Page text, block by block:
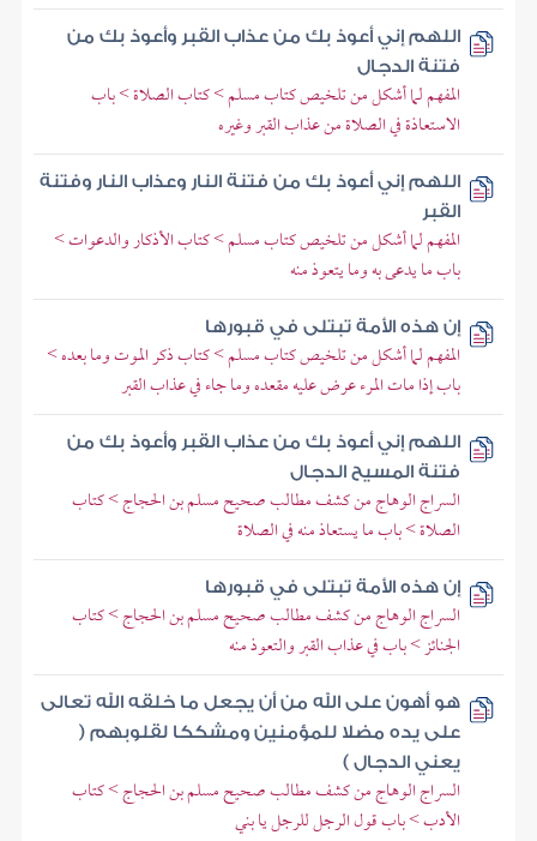
اللهم إني أعوذ بك من عذاب القبر وأعوذ بك من
فتنة الدجال
المفهم لما أشكل من تلخيص كتاب مسلم > كتاب الصلاة > باب
الاستعاذة في الصلاة من عذاب القبر وغيره
اللهم إني أعوذ بك من فتنة النار وعذاب النار وفتنة
القبر
المفهم لما أشكل من تلخيص كتاب مسلم > كتاب الأذكار والدعوات >
باب ما يدعى به وما يتعوذ منه
إن هذه الأمة تبتلى في قبورها
المفهم لما أشكل من تلخيص كتاب مسلم > كتاب ذكر الموت وما بعده >
باب إذا مات المرء عرض عليه مقعده وما جاء في عذاب القبر
اللهم إني أعوذ بك من عذاب القبر وأعوذ بك من
فتنة المسيح الدجال
السراج الوهاج من كشف مطالب صحيح مسلم بن الحجاج > كتاب
الصلاة > باب ما يستعاذ منه في الصلاة
إن هذه الأمة تبتلى في قبورها
السراج الوهاج من كشف مطالب صحيح مسلم بن الحجاج > كتاب
الجنائز > باب في عذاب القبر والتعوذ منه
هو أهون على الله من أن يجعل ما خلقه الله تعالى
على يده مضلا للمؤمنين ومشككا لقلوبهم (
يعني الدجال )
السراج الوهاج من كشف مطالب صحيح مسلم بن الحجاج > كتاب
الأدب > باب قول الرجل للرجل يا بني